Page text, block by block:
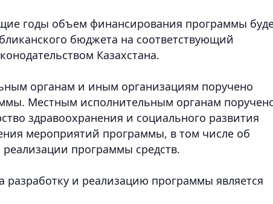
годы объем финансирования программы
бюджета на соответствующий
Казахстана.
органам и иным организациям поручено
Местным исполнительным органам
здравоохранения и социального развития
мероприятий программы, в том числе об
программы средств.
разработку и реализацию программы является